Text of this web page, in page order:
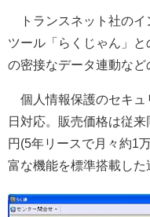
トランスネット社のイ
ツール「らくじゃん」
の密接なデータ連動など
個人情報保護のセキュ
日対応。販売価格は従
円(5年リースで月々約1
富な機能を標準搭載した